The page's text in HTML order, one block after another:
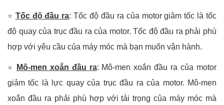
⭐ Tốc độ đầu ra: Tốc độ đầu ra của motor giảm tốc là tốc
độ quay của trục đầu ra của motor. Tốc độ đầu ra phải phù
hợp với yêu cầu của máy móc mà bạn muốn vận hành.
⭐ Mô-men xoắn đầu ra: Mô-men xoắn đầu ra của motor
giảm tốc là lực quay của trục đầu ra của motor. Mô-men
xoắn đầu ra phải phù hợp với tải trọng của máy móc mà